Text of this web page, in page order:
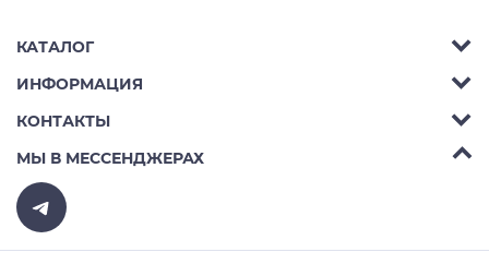
КАТАЛОГ
Багажник на крышу авто
Автобоксы
Крепления велосипедов на авто
Крепления лыж и сноубордов на авто
Рейлинги на авто
ИНФОРМАЦИЯ
Аренда
Ремонт
Доставка
Оплата
КОНТАКТЫ
Телефон: 8 (495) 2367486
Бесплатно РФ:
E-mail:
МЫ В МЕССЕНДЖЕРАХ